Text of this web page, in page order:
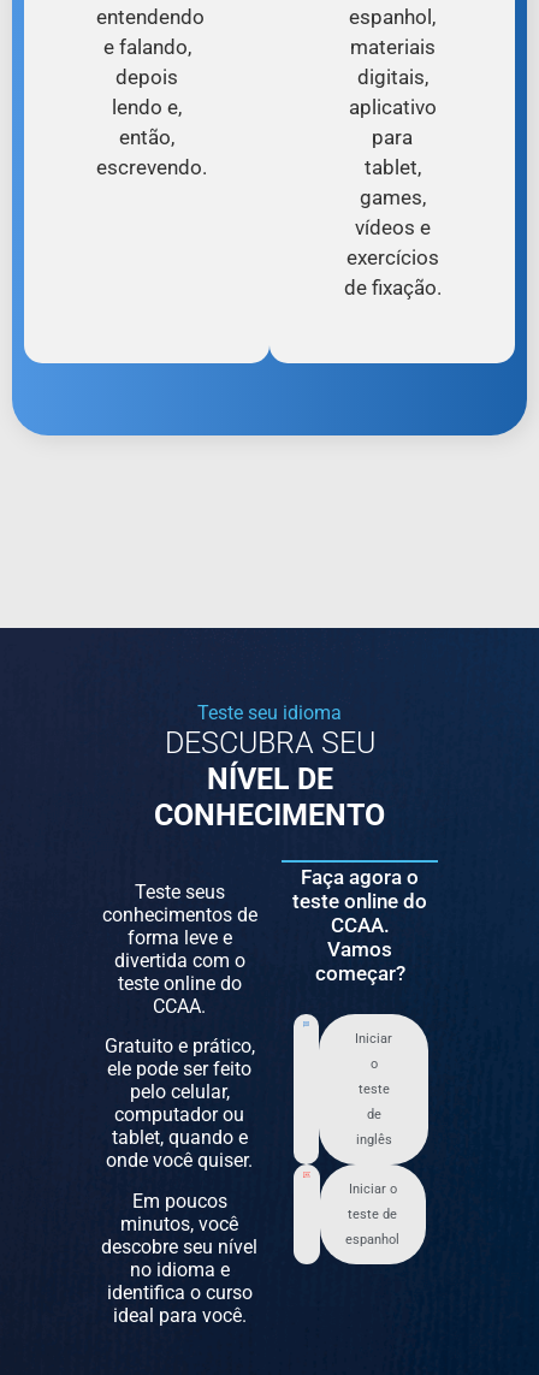
entendendo
e falando,
depois
lendo e,
então,
escrevendo.
espanhol,
materiais
digitais,
aplicativo
para
tablet,
games,
vídeos e
exercícios
de fixação.
Teste seu idioma
DESCUBRA SEU
NÍVEL DE
CONHECIMENTO
Teste seus
conhecimentos de
forma leve e
divertida com o
teste online do
CCAA.
Gratuito e prático,
ele pode ser feito
pelo celular,
computador ou
tablet, quando e
onde você quiser.
Em poucos
minutos, você
descobre seu nível
no idioma e
identifica o curso
ideal para você.
Faça agora o
teste online do
CCAA.
Vamos
começar?
Iniciar
o
teste
de
inglês
Iniciar o
teste de
espanhol